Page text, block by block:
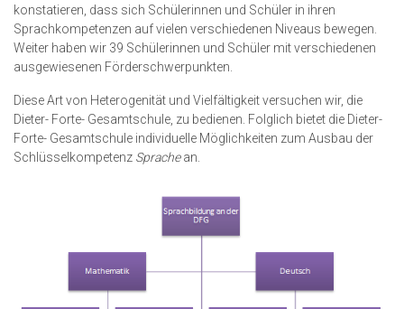
konstatieren, dass sich Schülerinnen und Schüler in ihren
Sprachkompetenzen auf vielen verschiedenen Niveaus bewegen.
Weiter haben wir 39 Schülerinnen und Schüler mit verschiedenen
ausgewiesenen Förderschwerpunkten.
Diese Art von Heterogenität und Vielfältigkeit versuchen wir, die
Dieter- Forte- Gesamtschule, zu bedienen. Folglich bietet die Dieter-
Forte- Gesamtschule individuelle Möglichkeiten zum Ausbau der
Schlüsselkompetenz Sprachean.